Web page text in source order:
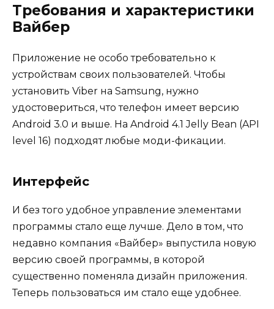
Требования и характеристики
Вайбер
Приложение не особо требовательно к
устройствам своих пользователей. Чтобы
установить Viber на Samsung, нужно
удостовериться, что телефон имеет версию
Android 3.0 и выше. На Android 4.1 Jelly Bean (API
level 16) подходят любые моди-фикации.
Интерфейс
И без того удобное управление элементами
программы стало еще лучше. Дело в том, что
недавно компания «Вайбер» выпустила новую
версию своей программы, в которой
существенно поменяла дизайн приложения.
Теперь пользоваться им стало еще удобнее.